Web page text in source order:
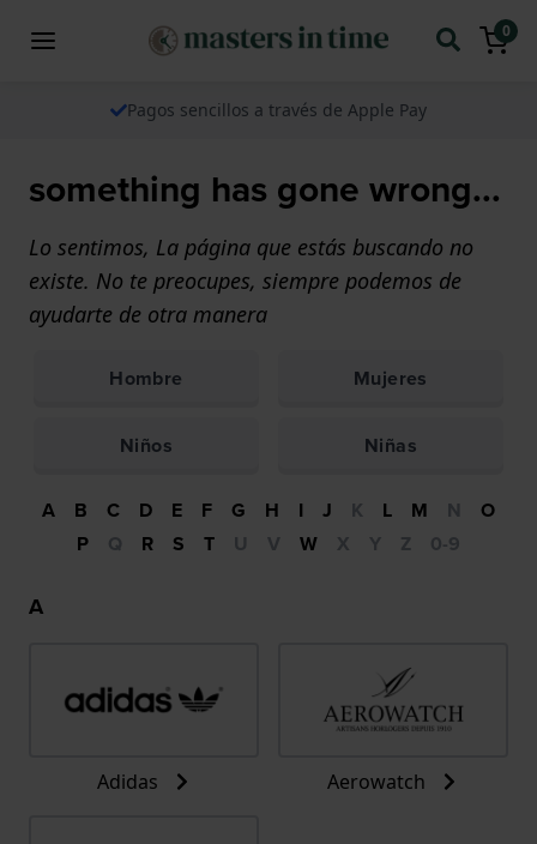
0
Pagos sencillos a través de Apple Pay
something has gone wrong...
Lo sentimos, La página que estás buscando no
existe. No te preocupes, siempre podemos de
ayudarte de otra manera
Hombre Mujeres
Niños Niñas
A B C D E F G H I J K L M N
O
P
Q R S T U V W X Y Z 0-9
A
Adidas Aerowatch